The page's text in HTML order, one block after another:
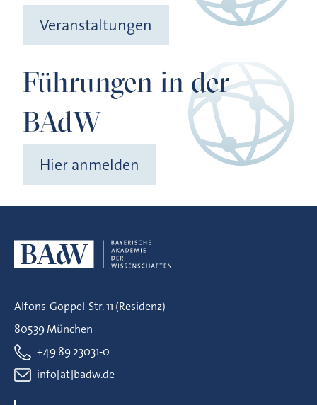
Veranstaltungen
Führungen in der
BAdW
Hier anmelden
Alfons-Goppel-Str. 11 (Residenz)
80539 München
+49 89 23031-0
info[at]badw.de